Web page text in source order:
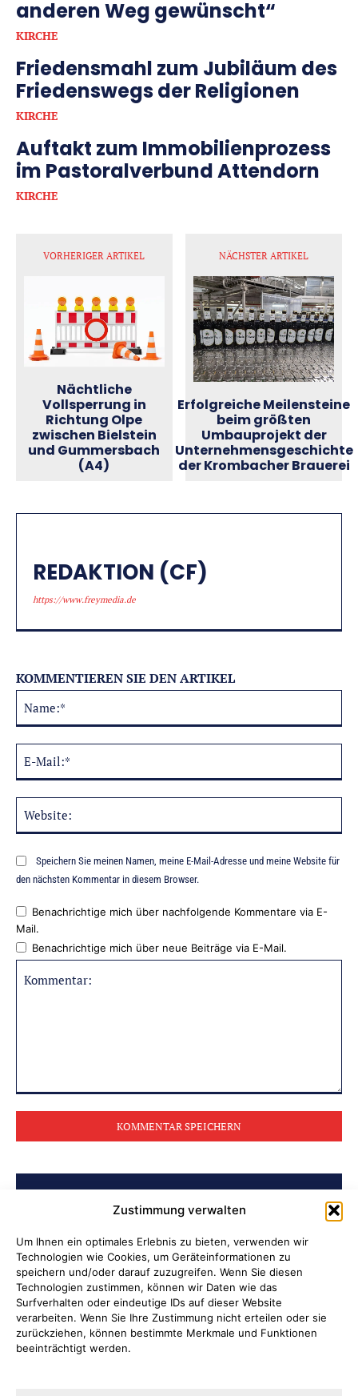
Zustimmung verwalten
Um Ihnen ein optimales Erlebnis zu bieten, verwenden wir
Technologien wie Cookies, um Geräteinformationen zu
speichern und/oder darauf zuzugreifen. Wenn Sie diesen
Technologien zustimmen, können wir Daten wie das
Surfverhalten oder eindeutige IDs auf dieser Website
verarbeiten. Wenn Sie Ihre Zustimmung nicht erteilen oder sie
zurückziehen, können bestimmte Merkmale und Funktionen
beeinträchtigt werden.
anderen Weg gewünscht“
KIRCHE
Friedensmahl zum Jubiläum des
Friedenswegs der Religionen
KIRCHE
Auftakt zum Immobilienprozess
im Pastoralverbund Attendorn
KIRCHE
VORHERIGER ARTIKEL
Nächtliche
Vollsperrung in
Richtung Olpe
zwischen Bielstein
und Gummersbach
(A4)
NÄCHSTER ARTIKEL
Erfolgreiche Meilensteine
beim größten
Umbauprojekt der
Unternehmensgeschichte
der Krombacher Brauerei
REDAKTION (CF)
https://www.freymedia.de
KOMMENTIEREN SIE DEN ARTIKEL
Speichern Sie meinen Namen, meine E-Mail-Adresse und meine Website für
den nächsten Kommentar in diesem Browser.
Benachrichtige mich über nachfolgende Kommentare via E-
Mail.
Benachrichtige mich über neue Beiträge via E-Mail.
BELIEBTE BEITRÄGE
Soldatenleben damals und heute
Verantwortung übernehmen, wenn
Kinder Schutz und Orientierung
brauchen
Ni hao in Attendorn